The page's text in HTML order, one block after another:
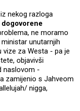
nekog razloga
ne moramo
unutarnjih
vize za Westa - pa je
objavivši
naslovom -
zamijenio s Jahveom
nigga,